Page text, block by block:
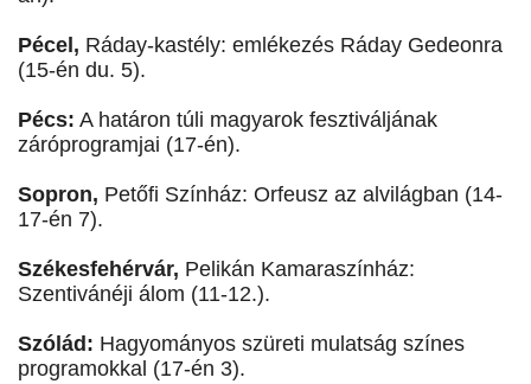
Pécel, Ráday-kastély: emlékezés Ráday Gedeonra
(15-én du. 5).
Pécs: A határon túli magyarok fesztiváljának
záróprogramjai (17-én).
Sopron, Petőfi Színház: Orfeusz az alvilágban (14-
17-én 7).
Székesfehérvár, Pelikán Kamaraszínház:
Szentivánéji álom (11-12.).
Szólád: Hagyományos szüreti mulatság színes
programokkal (17-én 3).